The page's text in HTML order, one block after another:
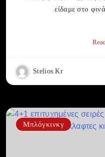
είδαμε στο
Stelios Kr
Μπλόγκινκγ